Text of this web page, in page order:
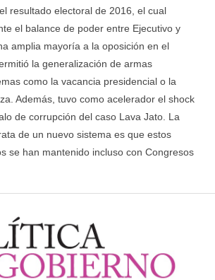
resultado electoral de 2016, el cual
el balance de poder entre Ejecutivo y
amplia mayoría a la oposición en el
la generalización de armas
como la vacancia presidencial o la
Además, tuvo como acelerador el shock
de corrupción del caso Lava Jato. La
de un nuevo sistema es que estos
se han mantenido incluso con Congresos